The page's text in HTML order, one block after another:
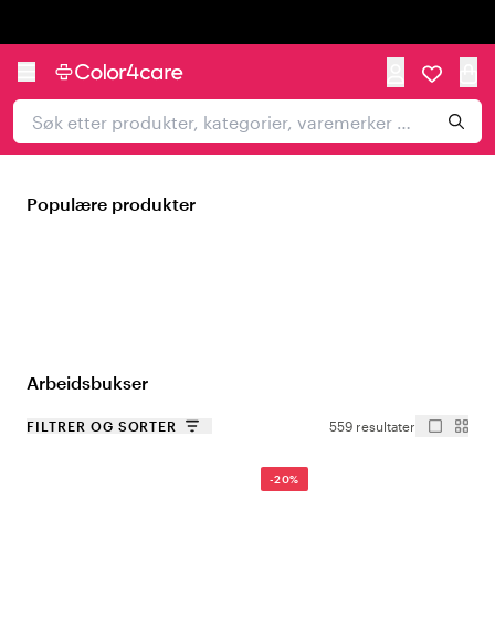
Populære produkter
Arbeidsbukser
FILTRER OG SORTER 559 resultater
-20%